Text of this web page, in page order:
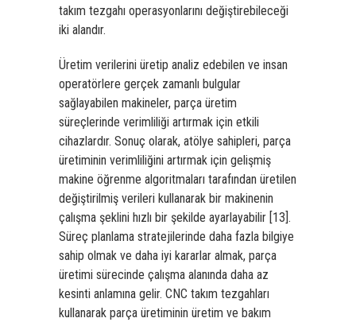
takım tezgahı operasyonlarını değiştirebileceği
iki alandır.
Üretim verilerini üretip analiz edebilen ve insan
operatörlere gerçek zamanlı bulgular
sağlayabilen makineler, parça üretim
süreçlerinde verimliliği artırmak için etkili
cihazlardır. Sonuç olarak, atölye sahipleri, parça
üretiminin verimliliğini artırmak için gelişmiş
makine öğrenme algoritmaları tarafından üretilen
değiştirilmiş verileri kullanarak bir makinenin
çalışma şeklini hızlı bir şekilde ayarlayabilir [13].
Süreç planlama stratejilerinde daha fazla bilgiye
sahip olmak ve daha iyi kararlar almak, parça
üretimi sürecinde çalışma alanında daha az
kesinti anlamına gelir. CNC takım tezgahları
kullanarak parça üretiminin üretim ve bakım